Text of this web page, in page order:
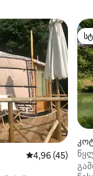
ვარიანტი
საშუალო
4,96 (45)